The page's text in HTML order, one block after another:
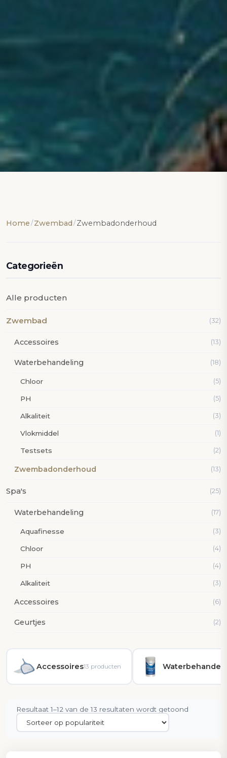
Home / Zwembad / Zwembadonderhoud
Categorieën
Alle producten
Zwembad (32)
Accessoires (13)
Waterbehandeling (18)
Chloor (5)
PH (5)
Alkaliteit (3)
Vlokmiddel (1)
Testsets (2)
Zwembadonderhoud (13)
Spa's (25)
Waterbehandeling (17)
Aquafinesse (3)
Chloor (4)
PH (4)
Alkaliteit (3)
Accessoires (6)
Geurtjes (2)
Accessoires13 producten
Resultaat 1–12 van de 13 resultaten wordt getoond